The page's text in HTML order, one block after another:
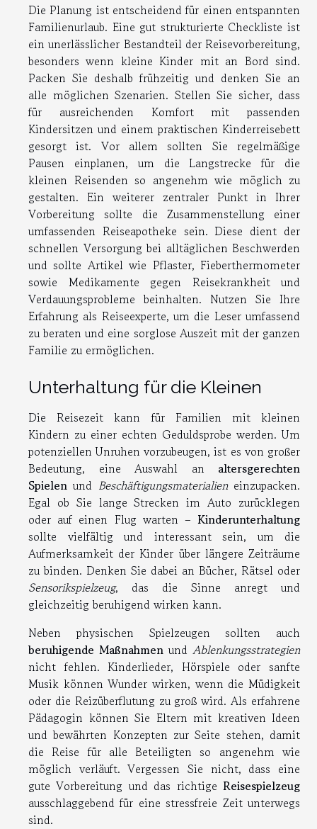
Die Planung ist entscheidend für einen entspannten
Familienurlaub. Eine gut strukturierte Checkliste ist
ein unerlässlicher Bestandteil der Reisevorbereitung,
besonders wenn kleine Kinder mit an Bord sind.
Packen Sie deshalb frühzeitig und denken Sie an
alle möglichen Szenarien. Stellen Sie sicher, dass
für ausreichenden Komfort mit passenden
Kindersitzen und einem praktischen Kinderreisebett
gesorgt ist. Vor allem sollten Sie regelmäßige
Pausen einplanen, um die Langstrecke für die
kleinen Reisenden so angenehm wie möglich zu
gestalten. Ein weiterer zentraler Punkt in Ihrer
Vorbereitung sollte die Zusammenstellung einer
umfassenden Reiseapotheke sein. Diese dient der
schnellen Versorgung bei alltäglichen Beschwerden
und sollte Artikel wie Pflaster, Fieberthermometer
sowie Medikamente gegen Reisekrankheit und
Verdauungsprobleme beinhalten. Nutzen Sie Ihre
Erfahrung als Reiseexperte, um die Leser umfassend
zu beraten und eine sorglose Auszeit mit der ganzen
Familie zu ermöglichen.
Unterhaltung für die Kleinen
Die Reisezeit kann für Familien mit kleinen
Kindern zu einer echten Geduldsprobe werden. Um
potenziellen Unruhen vorzubeugen, ist es von großer
Bedeutung, eine Auswahl an altersgerechten
Spielen und Beschäftigungsmaterialieneinzupacken.
Egal ob Sie lange Strecken im Auto zurücklegen
oder auf einen Flug warten – Kinderunterhaltung
sollte vielfältig und interessant sein, um die
Aufmerksamkeit der Kinder über längere Zeiträume
zu binden. Denken Sie dabei an Bücher, Rätsel oder
Sensorikspielzeug, das die Sinne anregt und
gleichzeitig beruhigend wirken kann.
Neben physischen Spielzeugen sollten auch
beruhigende Maßnahmen und Ablenkungsstrategien
nicht fehlen. Kinderlieder, Hörspiele oder sanfte
Musik können Wunder wirken, wenn die Müdigkeit
oder die Reizüberflutung zu groß wird. Als erfahrene
Pädagogin können Sie Eltern mit kreativen Ideen
und bewährten Konzepten zur Seite stehen, damit
die Reise für alle Beteiligten so angenehm wie
möglich verläuft. Vergessen Sie nicht, dass eine
gute Vorbereitung und das richtige Reisespielzeug
ausschlaggebend für eine stressfreie Zeit unterwegs
sind.